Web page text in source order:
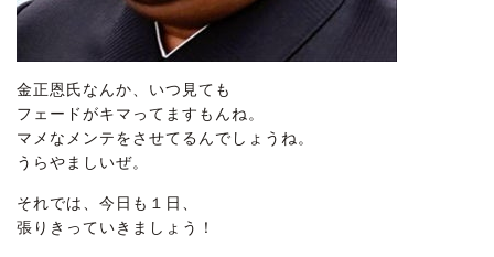
金正恩氏なんか、いつ見ても
フェードがキマってますもんね。
マメなメンテをさせてるんでしょうね。
うらやましいぜ。
それでは、今日も１日、
張りきっていきましょう！